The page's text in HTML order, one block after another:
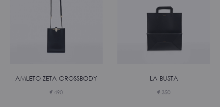
AMLETO ZETA CROSSBODY
€ 490 € 350